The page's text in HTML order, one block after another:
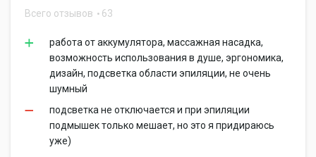
Всего отзывов 63
работа от аккумулятора, массажная насадка,
возможность использования в душе, эргономика,
дизайн, подсветка области эпиляции, не очень
шумный
подсветка не отключается и при эпиляции
подмышек только мешает, но это я придираюсь
уже)